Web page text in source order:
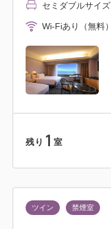
セミダブルサイ
Wi-Fiあり（無料）
残り 1 室
ツイン 禁煙室